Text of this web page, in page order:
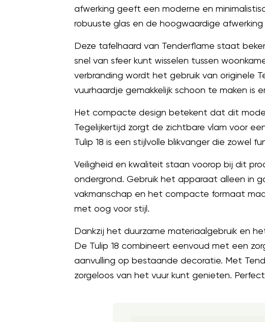
afwerking geeft een moderne en
robuuste glas en de hoogwaardige
Deze tafelhaard van Tenderflame staat
snel van sfeer kunt wisselen tussen
verbranding wordt het gebruik van originele
vuurhaardje gemakkelijk schoon te maken is
Het compacte design betekent dat dit
Tegelijkertijd zorgt de zichtbare vlam voor
Tulip 18 is een stijlvolle blikvanger die zowel
Veiligheid en kwaliteit staan voorop bij dit
ondergrond. Gebruik het apparaat alleen in
vakmanschap en het compacte formaat
met oog voor stijl.
Dankzij het duurzame materiaalgebruik en
De Tulip 18 combineert eenvoud met een
aanvulling op bestaande decoratie. Met
zorgeloos van het vuur kunt genieten.